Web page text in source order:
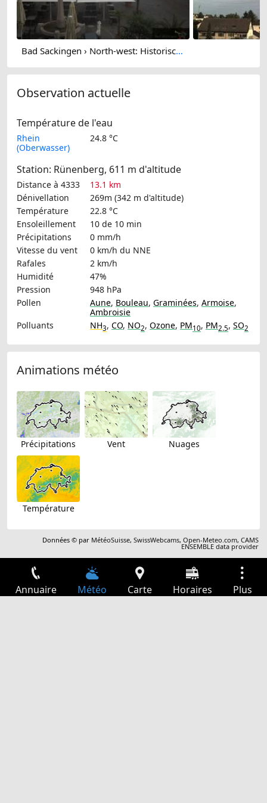
Bad Sackingen › North-west: Historische Altstadt Bad Säckingen - Münsterplatz - St. Fridolinsmünster
Observation actuelle
Température de l'eau
Rhein
(Oberwasser)
24.8 °C
Station: Rünenberg, 611 m d'altitude
Distance à 4333
13.1 km
Dénivellation
269m (342 m d'altitude)
Température
22.8 °C
Ensoleillement
10 de 10 min
Précipitations
0 mm/h
Vitesse du vent
0 km/h du NNE
Rafales
2 km/h
Humidité
47%
Pression
948 hPa
Pollen
Aune, Bouleau, Graminées, Armoise,
Ambroisie
Polluants
NH3, CO, NO2, Ozone, PM10, PM2.5, SO2
Animations météo
Précipitations Vent Nuages
Température
Données © par MétéoSuisse,SwissWebcams,Open-Meteo.com,CAMS
ENSEMBLE data provider
Annuaire Météo Carte Horaires Plus